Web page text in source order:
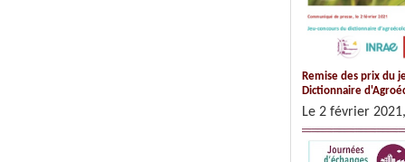
Remise des prix du
Dictionnaire
Le 2 février